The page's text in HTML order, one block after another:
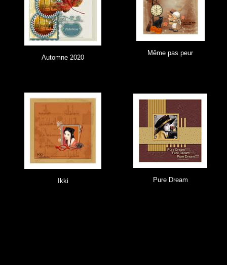
Automne 2020
Même pas peur
Ikki Pure Dream